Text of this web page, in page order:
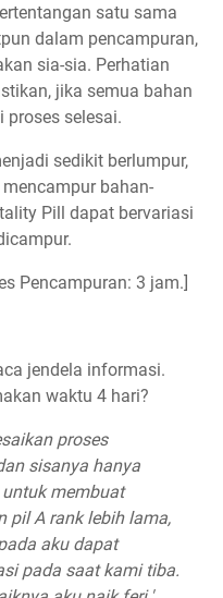
satu sama
dalam pencampuran,
sia-sia. Perhatian
jika semua bahan
proses selesai.
sedikit berlumpur,
bahan-
Pill dapat bervariasi
Pencampuran: 3 jam.]
jendela informasi.
waktu 4 hari?
proses
sisanya hanya
membuat
pil A rank lebih lama,
aku dapat
pada saat kami tiba.